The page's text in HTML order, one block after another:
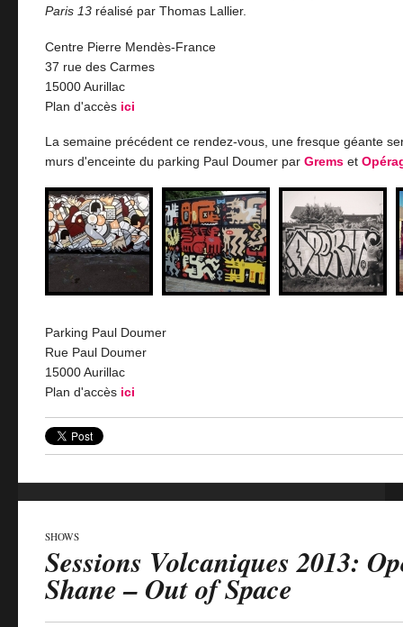
Paris 13 réalisé par Thomas Lallier.
Centre Pierre Mendès-France
37 rue des Carmes
15000 Aurillac
Plan d'accès ici
La semaine précédent ce rendez-vous, une fresque géante
murs d'enceinte du parking Paul Doumer par Grems et
Parking Paul Doumer
Rue Paul Doumer
15000 Aurillac
Plan d'accès ici
SHOWS
Sessions Volcaniques 2013:
Shane – Out of Space